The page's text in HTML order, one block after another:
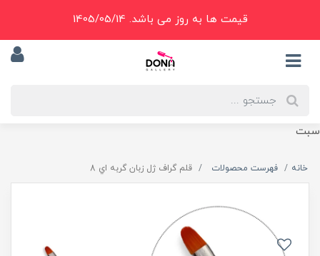
سبت
قیمت ها به روز می باشد. 1405/05/14
خانه فهرست محصولات قلم گراف ژل زبان گربه اي 8